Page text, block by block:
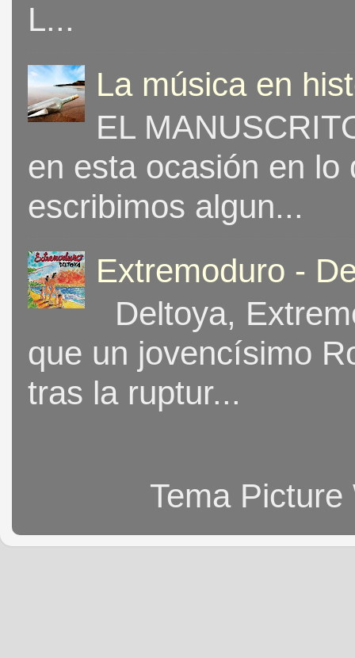
L...
La música en
EL
en esta ocasión en
escribimos algun...
Extremoduro -
Deltoya,
que un jovencísimo
tras la ruptur...
Tema